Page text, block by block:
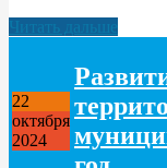
Читать дальше
22
октября
2024